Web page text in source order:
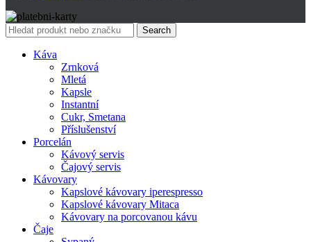
Search
Káva
Zrnková
Mletá
Kapsle
Instantní
Cukr, Smetana
Příslušenství
Porcelán
Kávový servis
Čajový servis
Kávovary
Kapslové kávovary iperespresso
Kapslové kávovary Mitaca
Kávovary na porcovanou kávu
Čaje